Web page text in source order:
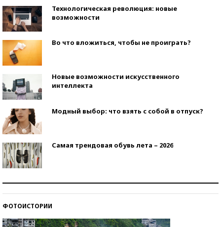
Технологическая революция: новые
возможности
Во что вложиться, чтобы не проиграть?
Новые возможности искусственного
интеллекта
Модный выбор: что взять с собой в отпуск?
Самая трендовая обувь лета – 2026
ФОТОИСТОРИИ